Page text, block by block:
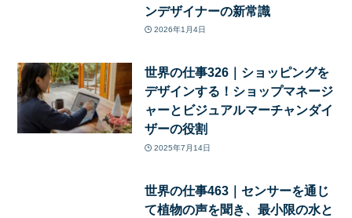
ンデザイナーの新常識
2026年1月4日
世界の仕事326｜ショッピングを
デザインする！ショップマネージ
ャーとビジュアルマーチャンダイ
ザーの役割
2025年7月14日
世界の仕事463｜センサーを通じ
て植物の声を聞き、最小限の水と